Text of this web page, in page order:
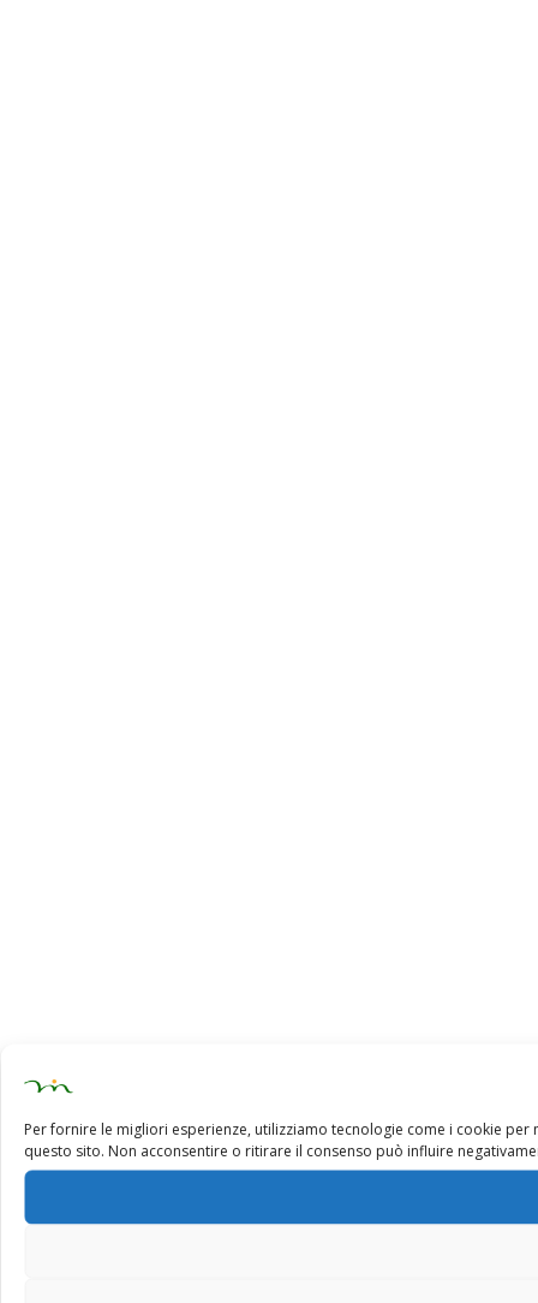
Per fornire le migliori esperienze, utilizziamo tecnologie come i cookie
questo sito. Non acconsentire o ritirare il consenso può influire